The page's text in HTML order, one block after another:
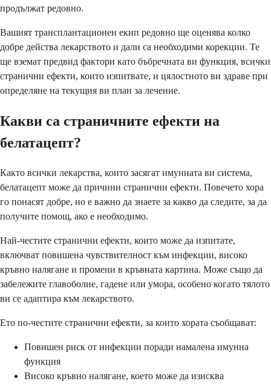
продължат редовно.
Вашият трансплантационен екип редовно ще оценява колко
добре действа лекарството и дали са необходими корекции. Те
ще вземат предвид фактори като бъбречната ви функция, всички
странични ефекти, които изпитвате, и цялостното ви здраве при
определяне на текущия ви план за лечение.
Какви са страничните ефекти на
белатацепт?
Както всички лекарства, които засягат имунната ви система,
белатацепт може да причини странични ефекти. Повечето хора
го понасят добре, но е важно да знаете за какво да следите, за да
получите помощ, ако е необходимо.
Най-честите странични ефекти, които може да изпитате,
включват повишена чувствителност към инфекции, високо
кръвно налягане и промени в кръвната картина. Може също да
забележите главоболие, гадене или умора, особено когато тялото
ви се адаптира към лекарството.
Ето по-честите странични ефекти, за които хората съобщават:
Повишен риск от инфекции поради намалена имунна
функция
Високо кръвно налягане, което може да изисква